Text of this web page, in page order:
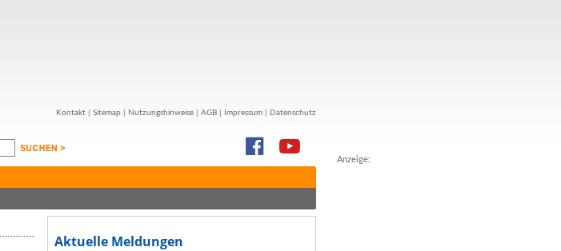
Anzeige:
Kontakt Sitemap Nutzungshinweise AGB Impressum Datenschutz
Aktuelle Meldungen